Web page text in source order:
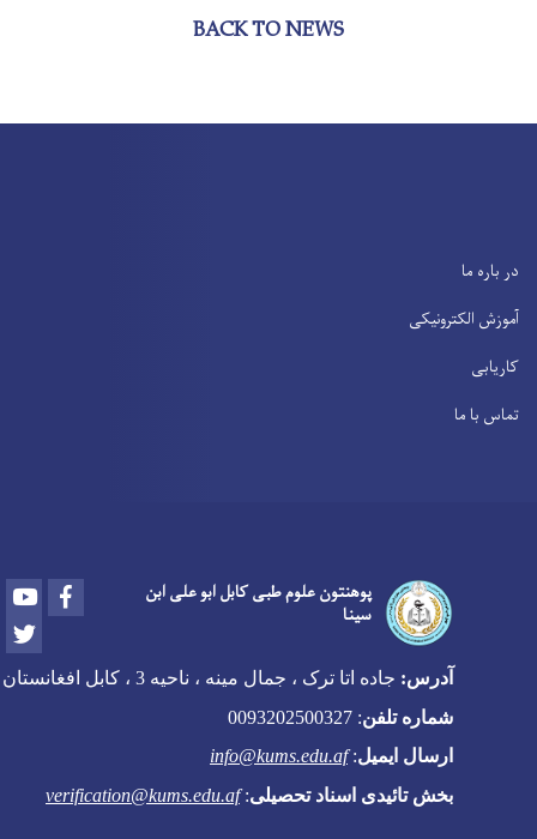
BACK TO NEWS
در باره ما
آموزش الکترونیکی
کاریابی
تماس با ما
پوهنتون علوم طبی کابل ابو علی ابن
سینا
Youtube
آدرس: جاده اتا ترک ، جمال مینه ، ناحیه 3 ، کابل افغانستان
شماره تلفن:
ارسال ایمیل:
info@kums.edu.af
بخش تائیدی اسناد تحصیلی:
verification@kums.edu.af